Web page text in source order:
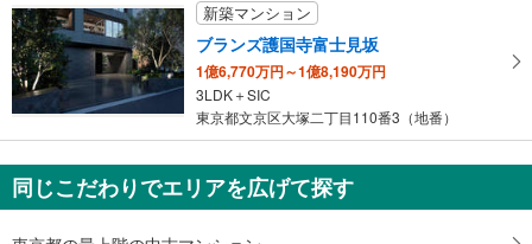
を
マ
イ
ペ
に
保
新築マンション
ブランズ護国寺富士見坂
1億6,770万円～1億8,190万円
3LDK＋SIC
東京都文京区大塚二丁目110番3（地番）
同じこだわりでエリアを広げて探す